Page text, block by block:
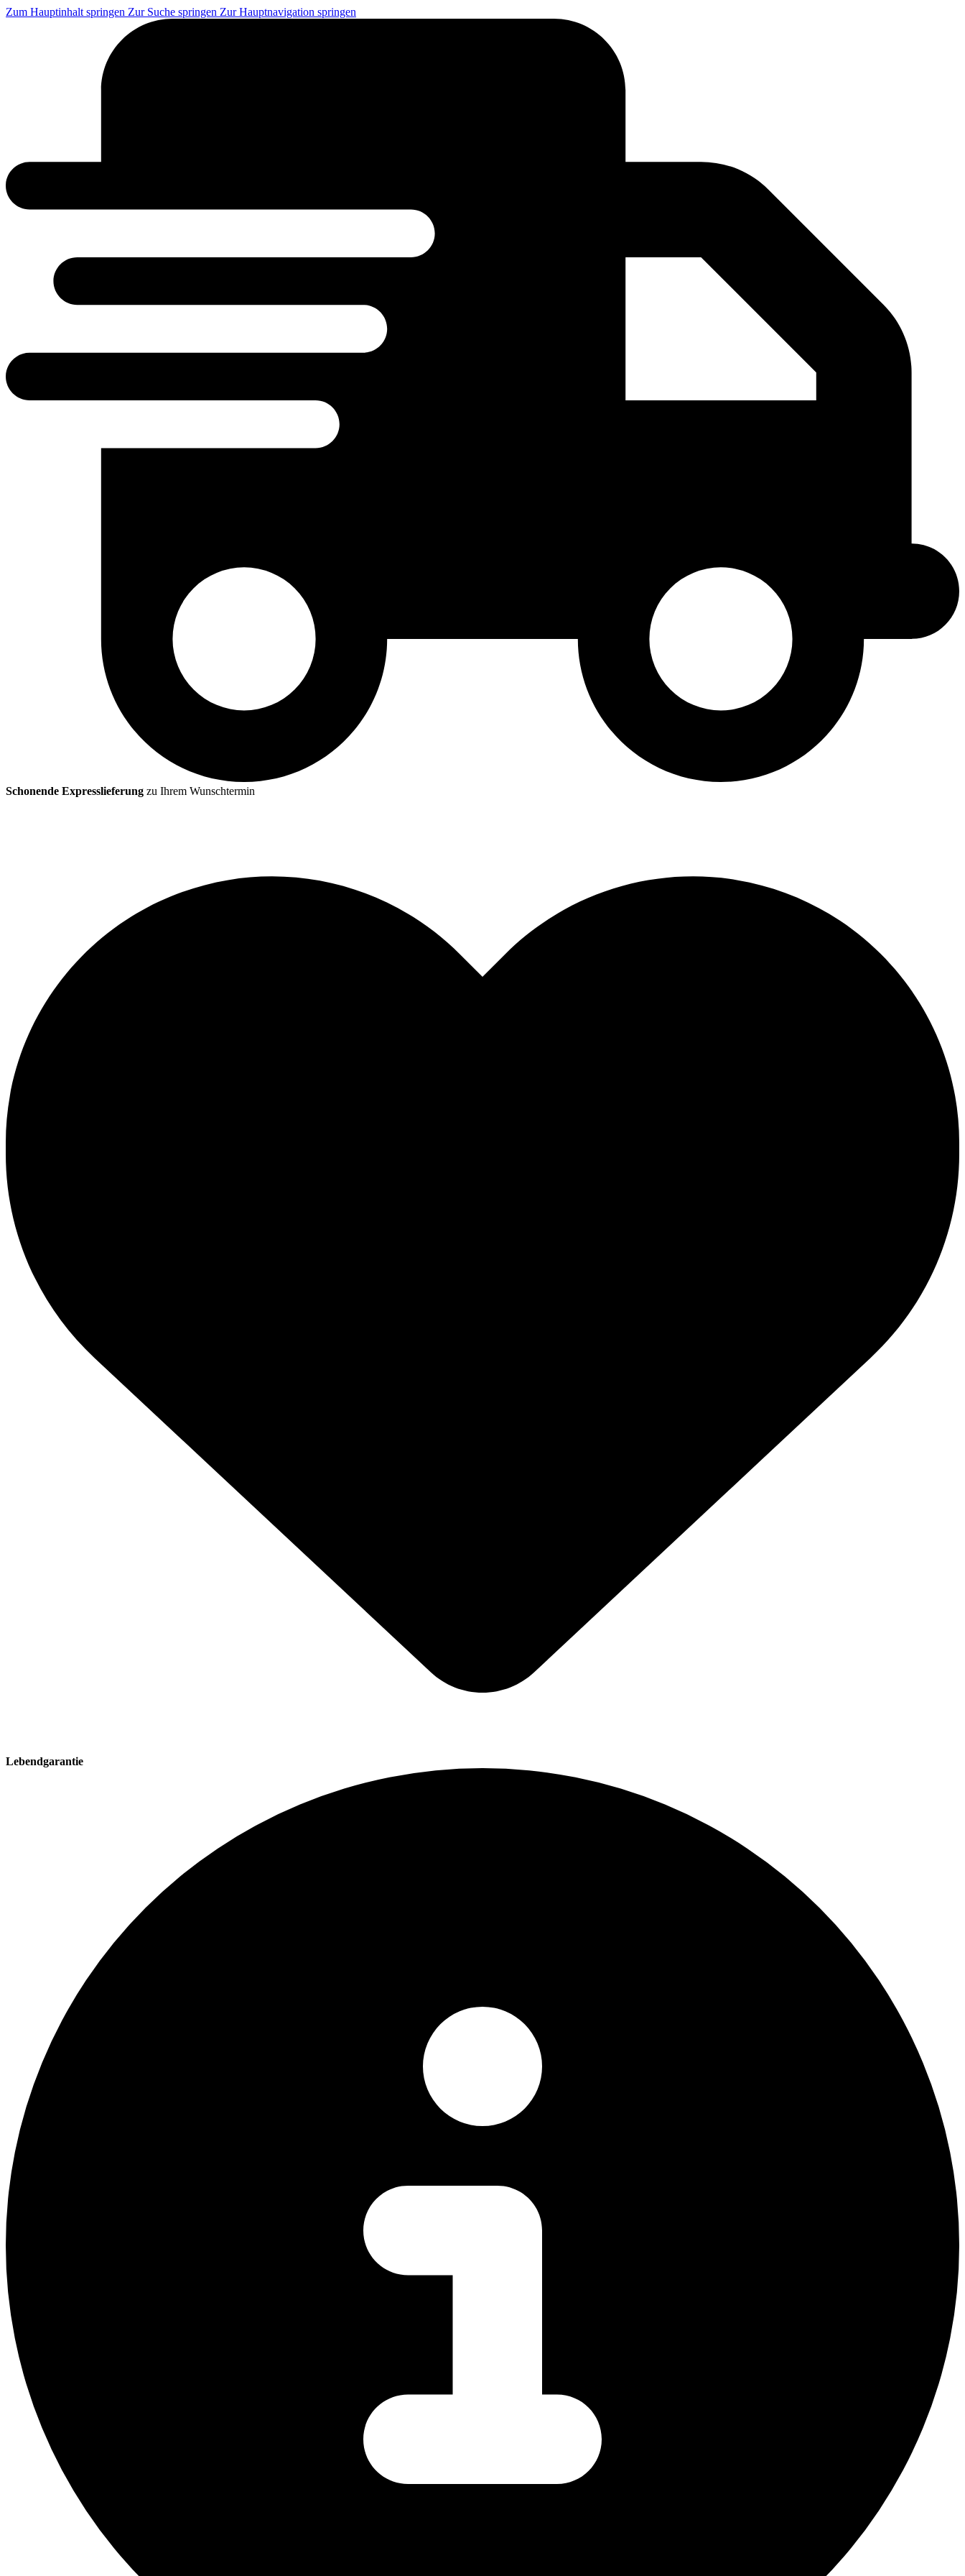
Zum Hauptinhalt springen Zur Suche springen Zur Hauptnavigation springen
Schonende Expresslieferung zu Ihrem Wunschtermin
Lebendgarantie